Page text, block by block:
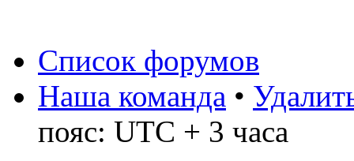
Список форумов
Наша команда •
пояс: UTC + 3 часа